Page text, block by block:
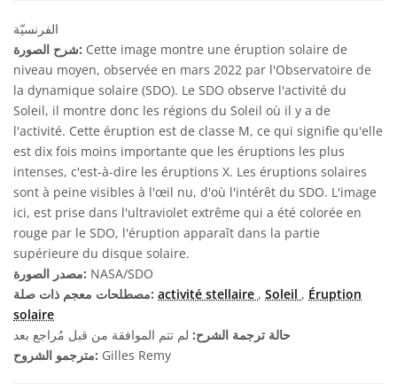
الفرنسيّة
شرح الصورة: Cette image montre une éruption solaire de
niveau moyen, observée en mars 2022 par l'Observatoire de
la dynamique solaire (SDO). Le SDO observe l'activité du
Soleil, il montre donc les régions du Soleil où il y a de
l'activité. Cette éruption est de classe M, ce qui signifie qu'elle
est dix fois moins importante que les éruptions les plus
intenses, c'est-à-dire les éruptions X. Les éruptions solaires
sont à peine visibles à l'œil nu, d'où l'intérêt du SDO. L'image
ici, est prise dans l'ultraviolet extrême qui a été colorée en
rouge par le SDO, l'éruption apparaît dans la partie
supérieure du disque solaire.
مصدر الصورة: NASA/SDO
مصطلحات معجم ذات صلة: activité stellaire , Soleil , Éruption
solaire
حالة ترجمة الشرح: لم تتم الموافقة من قبل مُراجع بعد
مترجمو الشروح: Gilles Remy